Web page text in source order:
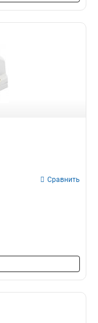
Сравнить